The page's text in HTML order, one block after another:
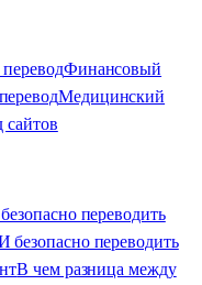
Финансовый
Медицинский
сайтов
переводить
переводить
В чем разница между